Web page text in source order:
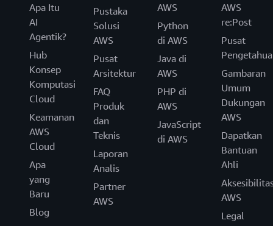
Apa Itu
AI
Agentik?
Hub
Konsep
Komputasi
Cloud
Keamanan
AWS
Cloud
Apa
yang
Baru
Blog
Pustaka
Solusi
AWS
Pusat
Arsitektur
FAQ
Produk
dan
Teknis
Laporan
Analis
Partner
AWS
AWS
Python
di AWS
Java di
AWS
PHP di
AWS
JavaScript
di AWS
AWS
re:Post
Pusat
Gambaran
Umum
Dukungan
AWS
Dapatkan
Bantuan
Ahli
AWS
Legal